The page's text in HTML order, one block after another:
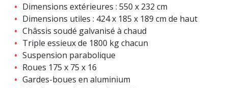
Dimensions extérieures : 550 x 232 cm
Dimensions utiles : 424 x 185 x 189 cm de haut
Châssis soudé galvanisé à chaud
Triple essieux de 1800 kg chacun
Suspension parabolique
Roues 175 x 75 x 16
Gardes-boues en aluminium